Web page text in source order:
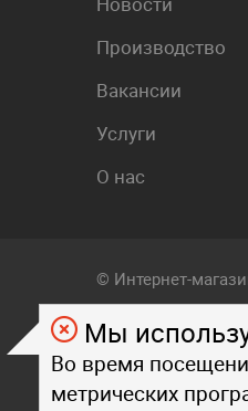
Мы
Во время
метрических
Производство
Вакансии
Услуги
О нас
© Интернет-
Любой
на страницах
Любое